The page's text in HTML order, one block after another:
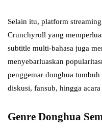
Selain itu, platform
Crunchyroll yang
subtitle multi-bahasa juga
menyebarluaskan
penggemar donghua
diskusi, fansub, hingga
Genre Donghua